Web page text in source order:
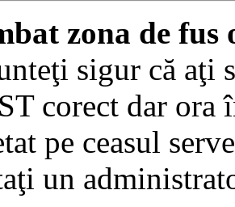
zona de
sigur că aţi
corect dar ora
pe ceasul
un